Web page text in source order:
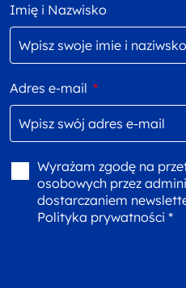
Imię i Nazwisko
Adres e-mail *
Wyrażam zgodę na
osobowych przez
dostarczaniem
Polityka prywatności *